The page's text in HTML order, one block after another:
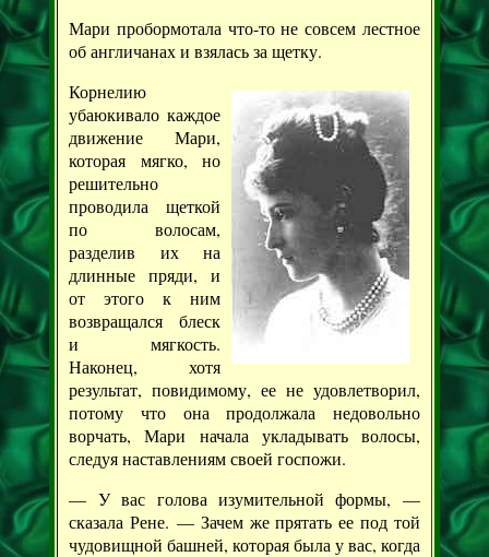
Мари пробормотала что-то не совсем лестное
об англичанах и взялась за щетку.
Корнелию
убаюкивало каждое
движение Мари,
которая мягко, но
решительно
проводила щеткой
по волосам,
разделив их на
длинные пряди, и
от этого к ним
возвращался блеск
и мягкость.
Наконец, хотя
результат, повидимому, ее не удовлетворил,
потому что она продолжала недовольно
ворчать, Мари начала укладывать волосы,
следуя наставлениям своей госпожи.
— У вас голова изумительной формы, —
сказала Рене. — Зачем же прятать ее под той
чудовищной башней, которая была у вас, когда